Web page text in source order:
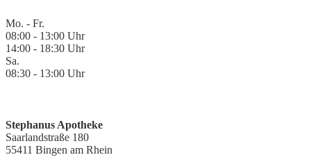
Mo. - Fr.
08:00 - 13:00 Uhr
14:00 - 18:30 Uhr
Sa.
08:30 - 13:00 Uhr
Stephanus Apotheke
Saarlandstraße 180
55411 Bingen am Rhein